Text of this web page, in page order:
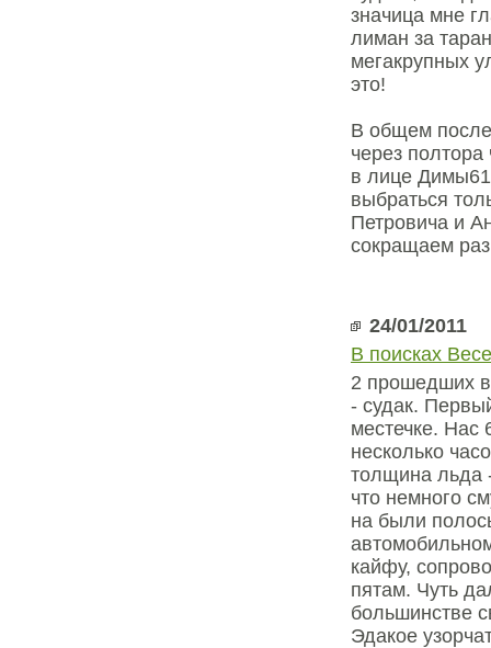
значица мне
лиман за
мегакрупных
это!
В общем
через
в лице
выбраться
Петровича и
сокращаем
24/01/2011
В поисках
2 прошедших
- судак.
местечке. Нас
несколько
толщина льда
что немного
на были
кайфу,
пятам. Чуть
большинстве
Эдакое